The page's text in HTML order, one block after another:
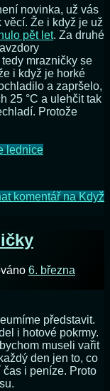
novinka, už vás
Že i když je už
pět let. Za druhé
mrazničky se
i když je horké
a zapršelo,
25 °C a ulehčit tak
Protože
lednice
komentářna Když
6. března
představit.
i hotové pokrmy.
museli vařit
den jen to, co
i peníze. Proto